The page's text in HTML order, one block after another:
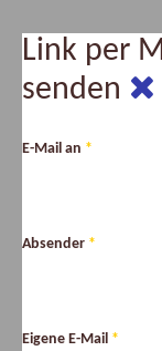
Link per
senden
E-Mail an *
Absender *
Eigene E-Mail *